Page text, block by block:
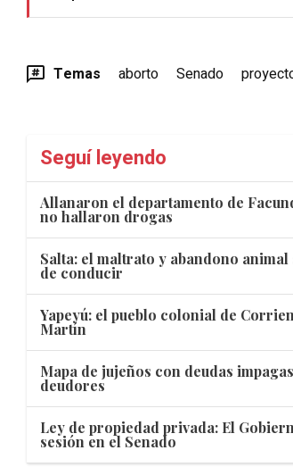
Temas aborto Senado
Seguí leyendo
Allanaron el departamento de
no hallaron drogas
Salta: el maltrato y abandono
de conducir
Yapeyú: el pueblo colonial de
Martín
Mapa de jujeños con deudas
deudores
Ley de propiedad privada: El
sesión en el Senado